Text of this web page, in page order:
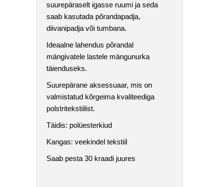
suurepäraselt igasse ruumi ja seda
saab kasutada põrandapadja,
diivanipadja või tumbana.
Ideaalne lahendus põrandal
mängivatele lastele mängunurka
täienduseks.
Suurepärane aksessuaar, mis on
valmistatud kõrgeima kvaliteediga
polstritekstiilist.
Täidis: polüesterkiud
Kangas: veekindel tekstiil
Saab pesta 30 kraadi juures